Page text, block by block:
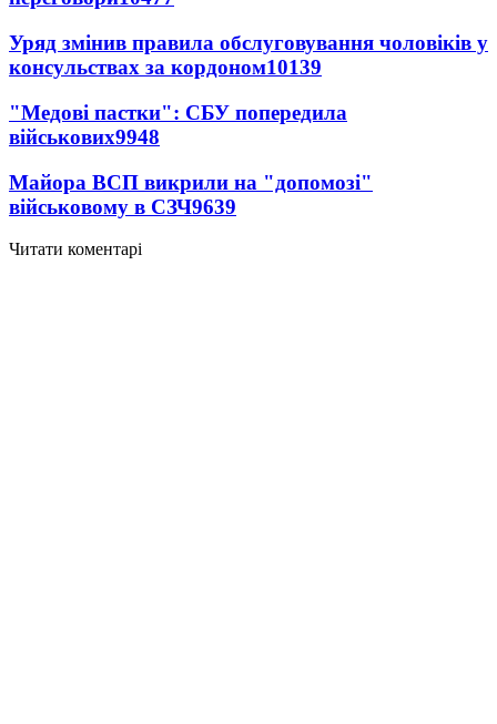
Уряд змінив правила обслуговування чоловіків у
консульствах за кордоном10139
"Медові пастки": СБУ попередила
військових9948
Майора ВСП викрили на "допомозі"
військовому в СЗЧ9639
Читати коментарі